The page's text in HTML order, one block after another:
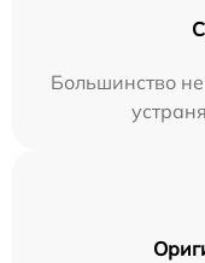
Большинство